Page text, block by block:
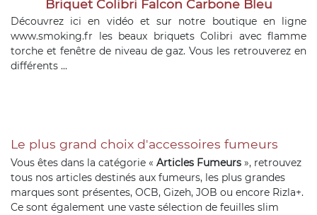
Briquet Colibri Falcon Carbone Bleu
Découvrez ici en vidéo et sur notre boutique en ligne
www.smoking.fr les beaux briquets Colibri avec flamme
torche et fenêtre de niveau de gaz. Vous les retrouverez en
différents ...
Le plus grand choix d'accessoires fumeurs
Vous êtes dans la catégorie « Articles Fumeurs », retrouvez
tous nos articles destinés aux fumeurs, les plus grandes
marques sont présentes, OCB, Gizeh, JOB ou encore Rizla+.
Ce sont également une vaste sélection de feuilles slim